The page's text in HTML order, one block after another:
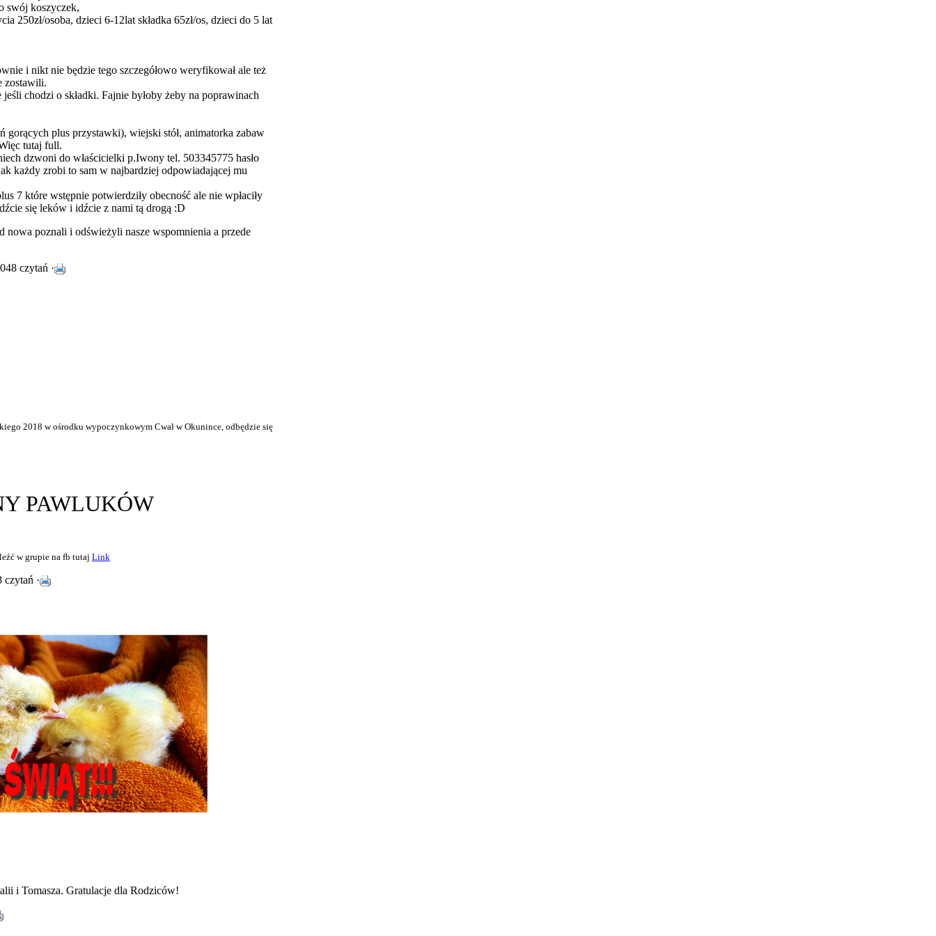
swój koszyczek,
250zł/osoba, dzieci 6-12lat składka 65zł/os, dzieci do 5 lat
i nikt nie będzie tego szczegółowo weryfikował ale też
zostawili.
chodzi o składki. Fajnie byłoby żeby na poprawinach
plus przystawki), wiejski stół, animatorka zabaw
tutaj full.
dzwoni do właścicielki p.Iwony tel. 503345775 hasło
każdy zrobi to sam w najbardziej odpowiadającej mu
7 które wstępnie potwierdziły obecność ale nie wpłaciły
się leków i idźcie z nami tą drogą :D
nowa poznali i odświeżyli nasze wspomnienia a przede
czytań ·
2018 w ośrodku wypoczynkowym Cwał w Okunince, odbędzie się
PAWLUKÓW
w grupie na fb tutaj Link
czytań ·
i Tomasza. Gratulacje dla Rodziców!